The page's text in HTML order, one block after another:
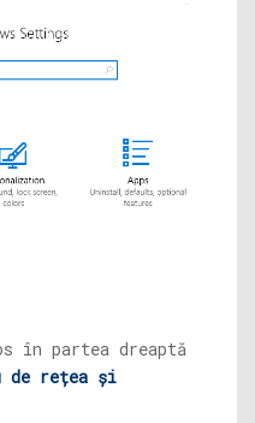
în partea dreaptă
de rețea și